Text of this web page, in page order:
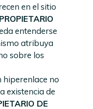
en el sitio
PROPIETARIO
entenderse
atribuya
sobre los
hiperenlace no
existencia de
DE